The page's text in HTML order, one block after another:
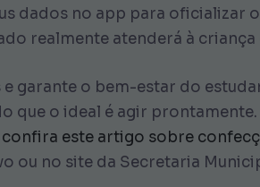
dados no app para oficializar
realmente atenderá à
garante o bem-estar do
que o ideal é agir
confira este artigo sobre
no site da Secretaria